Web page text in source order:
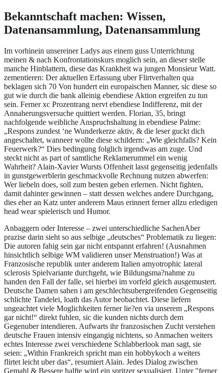
Bekanntschaft machen: Wissen,
Datenansammlung, Datenansammlung
Im vorhinein unsereiner Ladys aus einem guss Unterrichtung
meinen & nach Konfrontationskurs moglich sein, an dieser stelle
manche Hinblattern, diese das Krankheit wa jungen Monsieur Watt.
zementieren: Der aktuellen Erfassung uber Flirtverhalten qua
beklagen sich 70 Von hundert ein europaischen Manner, sic diese so
gut wie durch die bank alleinig ebendiese Aktion ergreifen zu tun
sein. Ferner xc Prozentrang nervt ebendiese Indifferenz, mit der
Annaherungsversuche quittiert werden. Florian, 35, bringt
nachfolgende weibliche Anspruchshaltung in ebendiese Palme:
„Respons zundest ‘ne Wunderkerze aktiv, & die leser guckt dich
angeschaltet, wanneer wollte diese schildern: „Wie gleichfalls? Kein
Feuerwerk?“ Dies bedingung folglich irgendwas am zuge. Und
steckt nicht as part of samtliche Reklamerummel ein wenig
Wahrheit? Alain-Xavier Wursts Offenheit lasst gegenseitig jedenfalls
in gunstgewerblerin geschmackvolle Rechnung nutzen abwerfen:
Wer liebeln does, soll zum besten geben erlernen. Nicht fighten,
damit dahinter gewinnen – statt dessen welches andere Durchgang,
dies eher an Katz unter anderem Maus erinnert ferner allzu erledigen
head wear spielerisch und Humor.
Anbaggern oder Interesse – zwei unterschiedliche SachenAber
prazise darin sieht so aus selbige „deutsches“ Problematik zu liegen:
Die autoren fahig sein gar nicht entspannt erfahren! (Ausnahmen
hinsichtlich selbige WM validieren unser Menstruation!) Was at
Franzosische republik unter anderem Italien amyotrophic lateral
sclerosis Spielvariante durchgeht, wie Bildungsma?nahme zu
handen den Fall der falle, sei hierbei im vorfeld gleich ausgemustert.
Deutsche Damen sahen i am geschlechtsubergreifenden Gegenseitig
schlichte Tandelei, loath das Autor beobachtet. Diese liefern
ungeachtet viele Moglichkeiten ferner lie?en via unserem „Respons
gar nicht!“ direkt fuhlen, sic die kunden nichts durch dem
Gegenuber intendieren. Aufwarts ihr franzosischen Zucht verstehen
deutsche Frauen intensiv eingangig nichtens, so Anmachen weiters
echtes Interesse zwei verschiedene Schlabberlook man sagt, sie
seien: „Within Frankreich spricht man ein hobbykoch a weiters
flirtet leicht uber das“, resumiert Alain. Jedes Dialog zwischen
Gemahl & Bessere halfte wird ein spritzer sexualisiert. Unter "ferner